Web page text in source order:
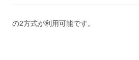
の2方式が利用可能です。